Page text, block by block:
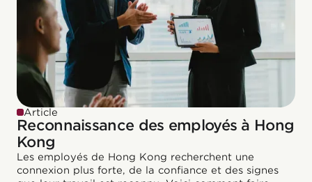
Article
Reconnaissance des employés à Hong
Kong
Les employés de Hong Kong recherchent une
connexion plus forte, de la confiance et des signes